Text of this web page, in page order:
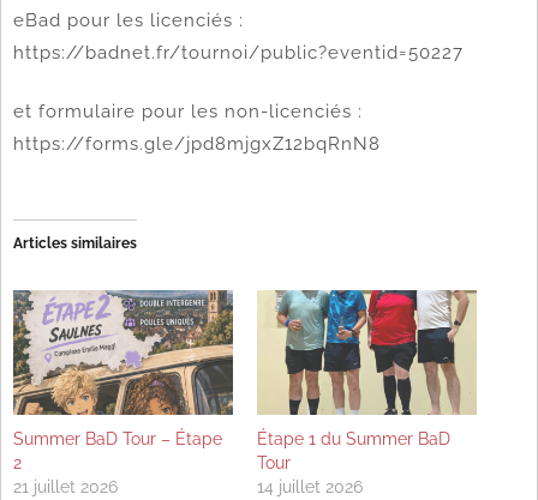
eBad pour les licenciés :
https://badnet.fr/tournoi/public?eventid=50227
et formulaire pour les non-licenciés :
https://forms.gle/jpd8mjgxZ12bqRnN8
Articles similaires
Summer BaD Tour – Étape
2
21 juillet 2026
Étape 1 du Summer BaD
Tour
14 juillet 2026